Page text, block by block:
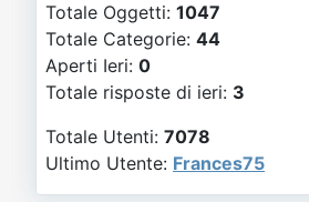
ForumTotale Oggetti: 1047
Totale Categorie: 44
Aperti Ieri: 0
Totale risposte di ieri: 3
Totale Utenti: 7078
Ultimo Utente: Frances75